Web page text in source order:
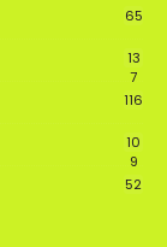
65
13
7
116
10
9
52